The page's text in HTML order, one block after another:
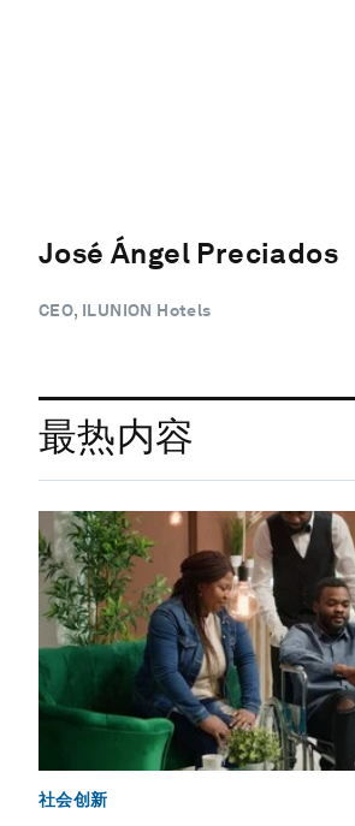
José Ángel Preciados
CEO, ILUNION Hotels
最热内容
社会创新